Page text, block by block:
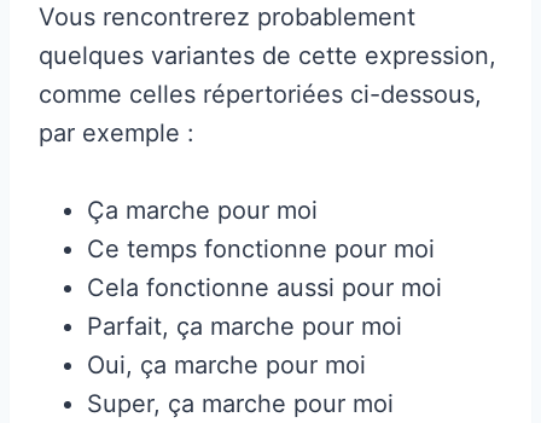
Vous rencontrerez probablement
quelques variantes de cette expression,
comme celles répertoriées ci-dessous,
par exemple :
Ça marche pour moi
Ce temps fonctionne pour moi
Cela fonctionne aussi pour moi
Parfait, ça marche pour moi
Oui, ça marche pour moi
Super, ça marche pour moi